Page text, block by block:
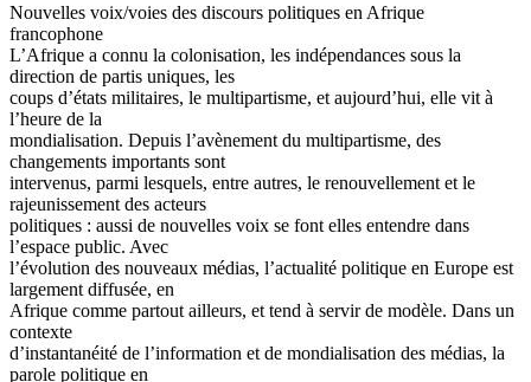
Nouvelles voix/voies des discours politiques en Afrique
francophone
L’Afrique a connu la colonisation, les indépendances sous la
direction de partis uniques, les
coups d’états militaires, le multipartisme, et aujourd’hui, elle vit à
l’heure de la
mondialisation. Depuis l’avènement du multipartisme, des
changements importants sont
intervenus, parmi lesquels, entre autres, le renouvellement et le
rajeunissement des acteurs
politiques : aussi de nouvelles voix se font elles entendre dans
l’espace public. Avec
l’évolution des nouveaux médias, l’actualité politique en Europe est
largement diffusée, en
Afrique comme partout ailleurs, et tend à servir de modèle. Dans un
contexte
d’instantanéité de l’information et de mondialisation des médias, la
parole politique en